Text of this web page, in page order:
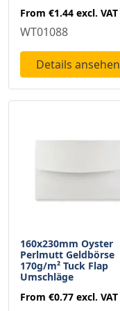
From €1.44 excl. VAT
WT01088
Details ansehen
160x230mm Oyster
Perlmutt Geldbörse
170g/m² Tuck Flap
Umschläge
From €0.77 excl. VAT